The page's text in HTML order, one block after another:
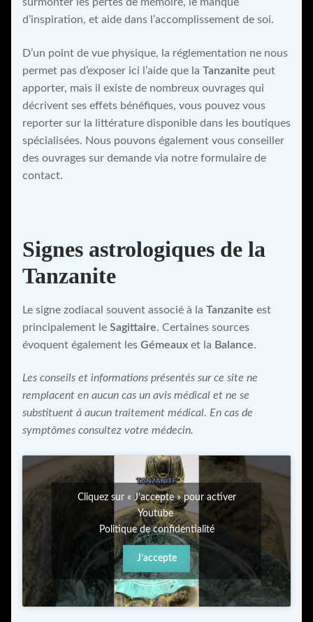
surmonter les pertes de mémoire, le manque
d’inspiration, et aide dans l’accomplissement de soi.
D’un point de vue physique, la réglementation ne nous
permet pas d’exposer ici l’aide que la Tanzanite peut
apporter, mais il existe de nombreux ouvrages qui
décrivent ses effets bénéfiques, vous pouvez vous
reporter sur la littérature disponible dans les boutiques
spécialisées. Nous pouvons également vous conseiller
des ouvrages sur demande via notre formulaire de
contact.
Signes astrologiques de la
Tanzanite
Le signe zodiacal souvent associé à la Tanzanite est
principalement le Sagittaire. Certaines sources
évoquent également les Gémeaux et la Balance.
Les conseils et informations présentés sur ce site ne
remplacent en aucun cas un avis médical et ne se
substituent à aucun traitement médical. En cas de
symptômes consultez votre médecin.
Cliquez sur « J’accepte » pour activer
Youtube
Politique de confidentialité
J’accepte